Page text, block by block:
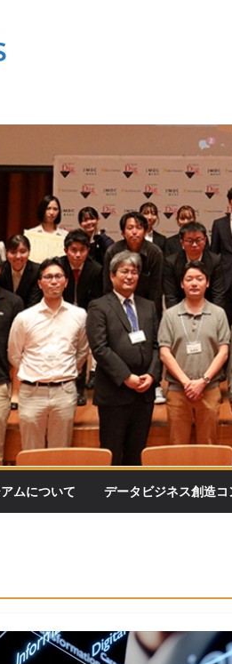
ムについて データビジネス創造コ